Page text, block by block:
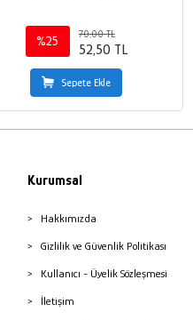
%25
70,00 TL
52,50 TL
Sepete Ekle
Kurumsal
Hakkımızda
Gizlilik ve Güvenlik Politikası
Kullanıcı - Üyelik Sözleşmesi
İletişim